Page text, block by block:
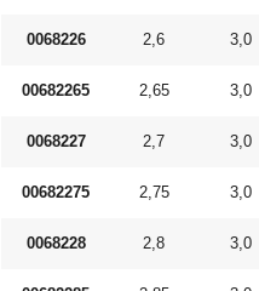
0068226 2,6 3,0
00682265 2,65 3,0
0068227 2,7 3,0
00682275 2,75 3,0
0068228 2,8 3,0